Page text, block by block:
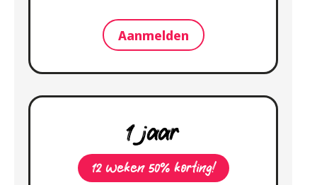
Aanmelden
1 jaar
12 weken 50% korting!